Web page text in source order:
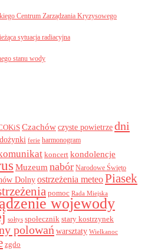
Centrum Zarządzania Kryzysowego
sytuacja radiacyjna
stanu wody
Czachówczyste powietrzedni
dożynki ferie harmonogram
koncert kondolencje
Muzeumnabór Narodowe Święto
Dolnyostrzeżenia meteoPiasek
pomoc Rada Miejska
wojewody
sołtys społecznik stary kostrzynek
polowań warsztaty Wielkanoc
zgdo